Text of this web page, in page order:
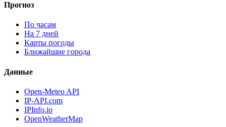
Прогноз
По часам
На 7 дней
Карты погоды
Ближайшие города
Данные
Open-Meteo API
IP-API.com
IPInfo.io
OpenWeatherMap